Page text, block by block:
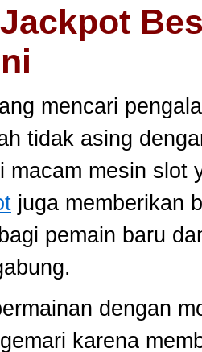
mencari
tidak asing
macam mesin slot
juga memberikan
pemain baru
dengan
karena